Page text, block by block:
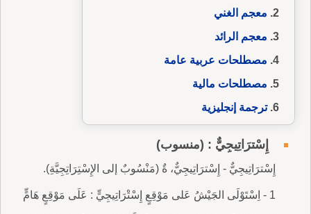
معجم الغني
معجم الرائد
مصطلحات عربية عامة
مصطلحات مالية
ترجمة إنجليزية
إِسْترَاتِيجِيٌّ : (منسوب)
إِسْترَاتِيجِيٌّ - إِسْترَاتِيجِيٌّ، ةٌ (مَنْسُوبٌ إلى الإِسْتِرَاتِجِيَّةِ).
1 - اِسْتَوْلَى الجَيْشُ عَلى مَوْقِعٍ إِسْتْرَاتِيجِيٍّ : عَلَى مَوْقِعٍ هَامٍّ